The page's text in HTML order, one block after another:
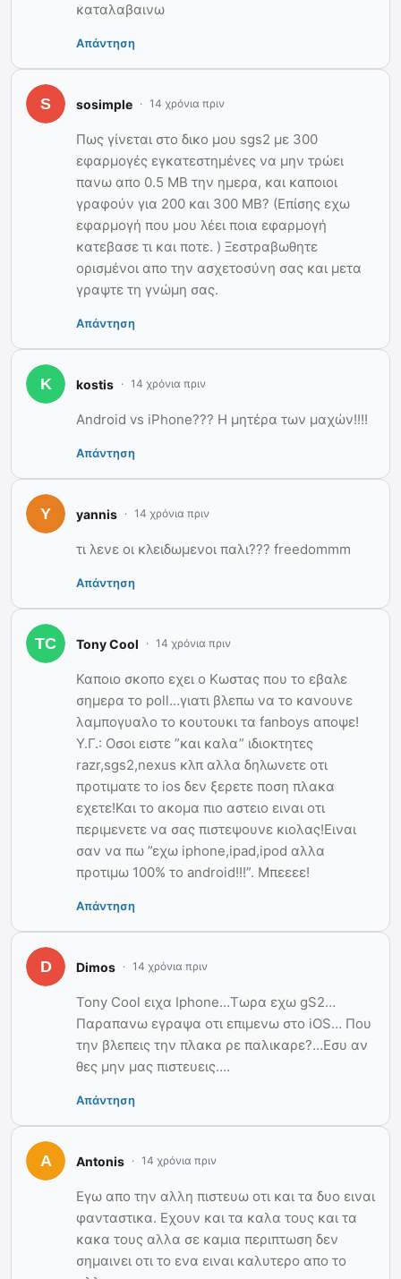
καταλαβαινω
Απάντηση
sosimple 14 χρόνια πριν
Πως γίνεται στο δικο μου sgs2 με 300
εφαρμογές εγκατεστημένες να μην τρώει
πανω απο 0.5 MB την ημερα, και καποιοι
γραφούν για 200 και 300 MB? (Επίσης εχω
εφαρμογή που μου λέει ποια εφαρμογή
κατεβασε τι και ποτε. ) Ξεστραβωθητε
ορισμένοι απο την ασχετοσύνη σας και μετα
γραψτε τη γνώμη σας.
Απάντηση
kostis 14 χρόνια πριν
Android vs iPhone??? Η μητέρα των μαχών!!!!
Απάντηση
yannis 14 χρόνια πριν
τι λενε οι κλειδωμενοι παλι??? freedommm
Απάντηση
Tony Cool 14 χρόνια πριν
Καποιο σκοπο εχει ο Κωστας που το εβαλε
σημερα το poll…γιατι βλεπω να το κανουνε
λαμπογυαλο το κουτουκι τα fanboys αποψε!
Υ.Γ.: Οσοι ειστε ”και καλα” ιδιοκτητες
razr,sgs2,nexus κλπ αλλα δηλωνετε οτι
προτιματε το ios δεν ξερετε ποση πλακα
εχετε!Και το ακομα πιο αστειο ειναι οτι
περιμενετε να σας πιστεψουνε κιολας!Ειναι
σαν να πω ”εχω iphone,ipad,ipod αλλα
προτιμω 100% το android!!!”. Μπεεεε!
Απάντηση
Dimos 14 χρόνια πριν
Tony Cool ειχα Iphone…Τωρα εχω gS2…
Παραπανω εγραψα οτι επιμενω στο iOS… Που
την βλεπεις την πλακα ρε παλικαρε?…Εσυ αν
θες μην μας πιστευεις….
Απάντηση
Antonis 14 χρόνια πριν
Εγω απο την αλλη πιστευω οτι και τα δυο ειναι
φανταστικα. Εχουν και τα καλα τους και τα
κακα τους αλλα σε καμια περιπτωση δεν
σημαινει οτι το ενα ειναι καλυτερο απο το